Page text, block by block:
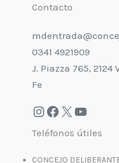
Contacto
0341 4921909
J. Piazza 765, 2124
Fe
Teléfonos útiles
CONCEJO